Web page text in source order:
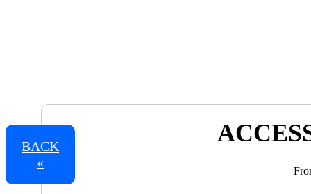
BACK
«